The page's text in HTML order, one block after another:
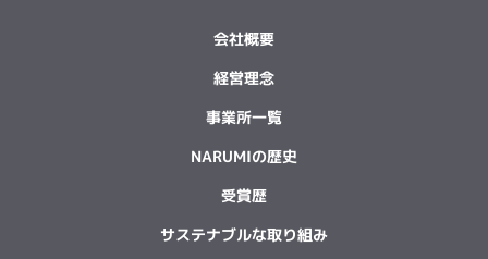
会社概要
経営理念
事業所一覧
NARUMIの歴史
受賞歴
サステナブルな取り組み